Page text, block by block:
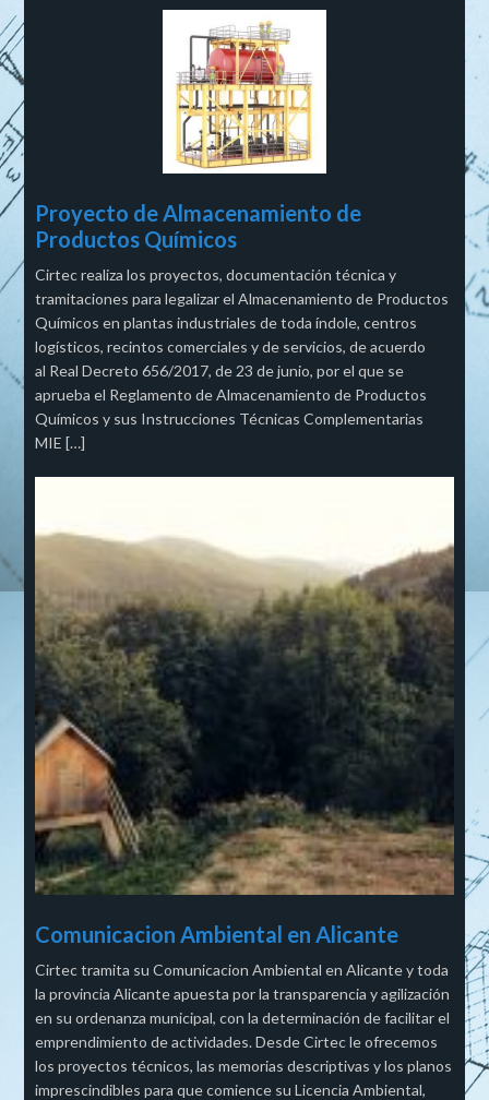
Proyecto de Almacenamiento de
Productos Químicos
Cirtec realiza los proyectos, documentación técnica y
tramitaciones para legalizar el Almacenamiento de Productos
Químicos en plantas industriales de toda índole, centros
logísticos, recintos comerciales y de servicios, de acuerdo
al Real Decreto 656/2017, de 23 de junio, por el que se
aprueba el Reglamento de Almacenamiento de Productos
Químicos y sus Instrucciones Técnicas Complementarias
MIE […]
Comunicacion Ambiental en Alicante
Cirtec tramita su Comunicacion Ambiental en Alicante y toda
la provincia Alicante apuesta por la transparencia y agilización
en su ordenanza municipal, con la determinación de facilitar el
emprendimiento de actividades. Desde Cirtec le ofrecemos
los proyectos técnicos, las memorias descriptivas y los planos
imprescindibles para que comience su Licencia Ambiental,